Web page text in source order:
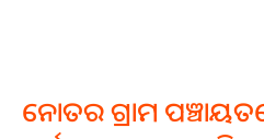
ନୋତର ଗ୍ରାମ